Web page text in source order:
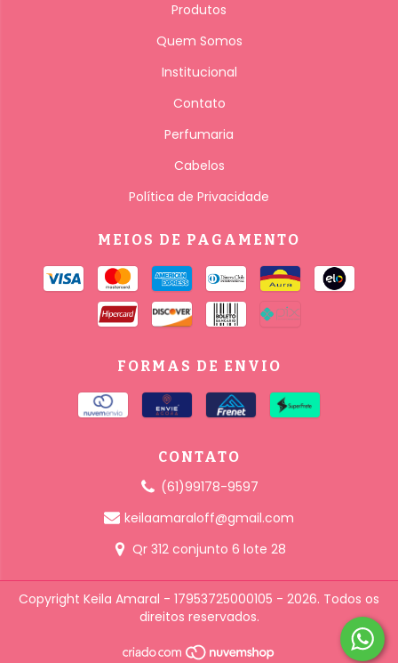
Produtos
Quem Somos
Institucional
Contato
Perfumaria
Cabelos
Política de Privacidade
MEIOS DE PAGAMENTO
FORMAS DE ENVIO
CONTATO
(61)99178-9597
keilaamaraloff@gmail.com
Qr 312 conjunto 6 lote 28
Copyright Keila Amaral - 17953725000105 - 2026. Todos os
direitos reservados.